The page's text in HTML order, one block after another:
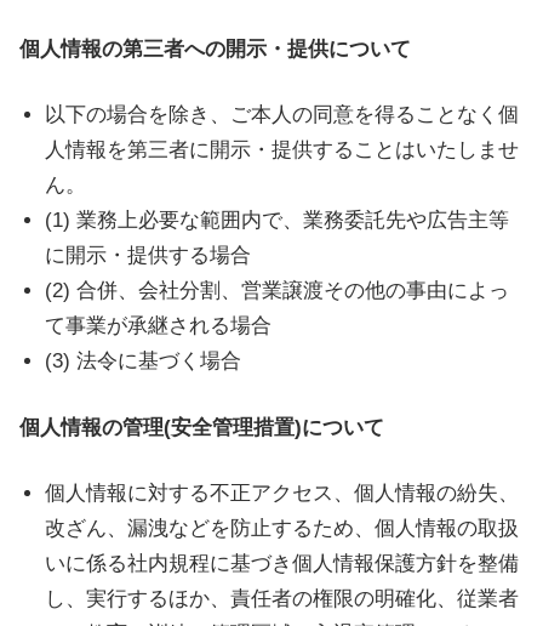
ま
個人情報の第三者への開示・提供について
以下の場合を除き、ご本人の同意を得ることなく個
人情報を第三者に開示・提供することはいたしませ
ん。
(1) 業務上必要な範囲内で、業務委託先や広告主等
に開示・提供する場合
(2) 合併、会社分割、営業譲渡その他の事由によっ
て事業が承継される場合
(3) 法令に基づく場合
個人情報の管理(安全管理措置)について
個人情報に対する不正アクセス、個人情報の紛失、
改ざん、漏洩などを防止するため、個人情報の取扱
いに係る社内規程に基づき個人情報保護方針を整備
し、実行するほか、責任者の権限の明確化、従業者